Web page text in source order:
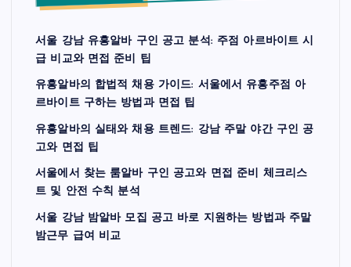
서울 강남 유흥알바 구인 공고 분석: 주점 아르바이트 시
급 비교와 면접 준비 팁
유흥알바의 합법적 채용 가이드: 서울에서 유흥주점 아
르바이트 구하는 방법과 면접 팁
유흥알바의 실태와 채용 트렌드: 강남 주말 야간 구인 공
고와 면접 팁
서울에서 찾는 룸알바 구인 공고와 면접 준비 체크리스
트 및 안전 수칙 분석
서울 강남 밤알바 모집 공고 바로 지원하는 방법과 주말
밤근무 급여 비교